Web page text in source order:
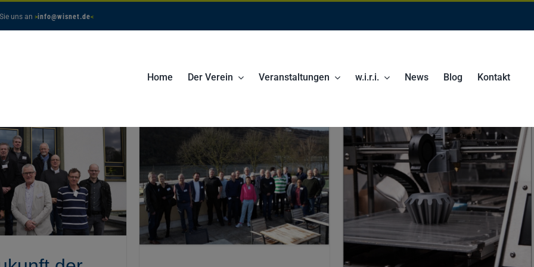
uns an >info@wisnet.de<
Home Der Verein Veranstaltungen w.i.r.i. News Blog Kontakt
sind sich
Künstliche
ist eine
für den
Mittelstand
Kick-off
Wertschöpfungsnetzwerk
3D-Druck am 20.3.2024